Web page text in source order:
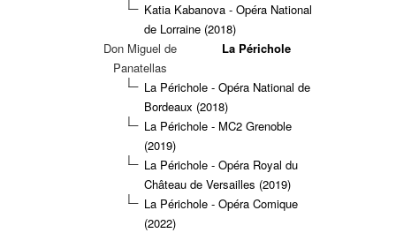
Katia Kabanova - Opéra National
de Lorraine (2018)
Don Miguel de
Panatellas
La Périchole
La Périchole - Opéra National de
Bordeaux (2018)
La Périchole - MC2 Grenoble
(2019)
La Périchole - Opéra Royal du
Château de Versailles (2019)
La Périchole - Opéra Comique
(2022)